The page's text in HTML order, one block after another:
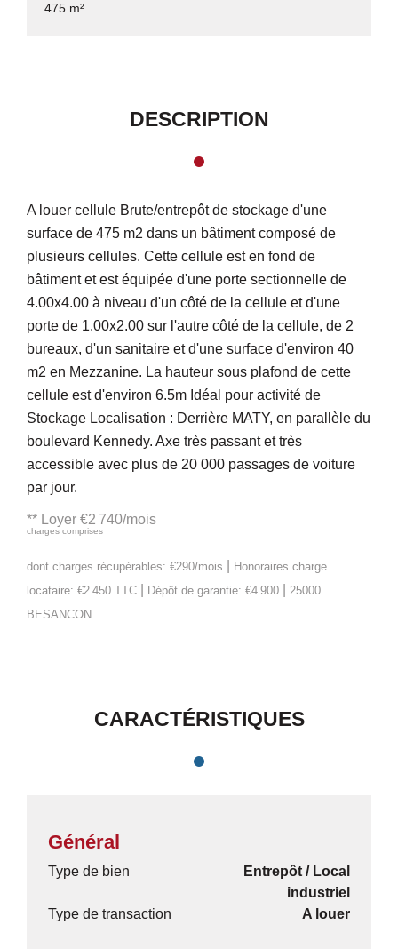
475 m²
DESCRIPTION
A louer cellule Brute/entrepôt de stockage d'une
surface de 475 m2 dans un bâtiment composé de
plusieurs cellules. Cette cellule est en fond de
bâtiment et est équipée d'une porte sectionnelle de
4.00x4.00 à niveau d'un côté de la cellule et d'une
porte de 1.00x2.00 sur l'autre côté de la cellule, de 2
bureaux, d'un sanitaire et d'une surface d'environ 40
m2 en Mezzanine. La hauteur sous plafond de cette
cellule est d'environ 6.5m Idéal pour activité de
Stockage Localisation : Derrière MATY, en parallèle du
boulevard Kennedy. Axe très passant et très
accessible avec plus de 20 000 passages de voiture
par jour.
** Loyer €2 740/mois
charges comprises
dont charges récupérables: €290/mois
Honoraires charge
locataire: €2 450 TTC
Dépôt de garantie: €4 900
25000
BESANCON
CARACTÉRISTIQUES
Général
Type de bien
Entrepôt / Local
industriel
Type de transaction
A louer